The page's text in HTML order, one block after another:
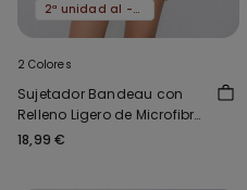
2ª unidad al -50%
2 Colores
Sujetador Bandeau con
Relleno Ligero de Microfibra
Reciclada Full Coverage
18,99 €